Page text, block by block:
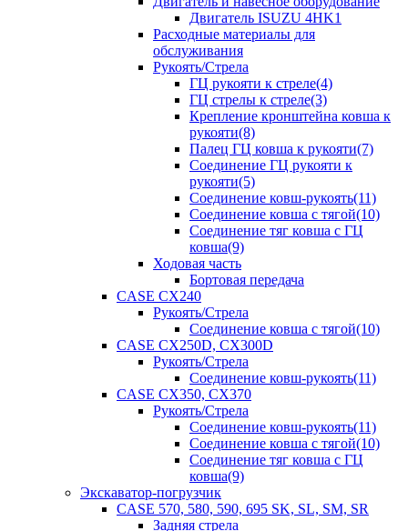
Двигатель ISUZU 4HK1
Расходные материалы для
обслуживания
Рукоять/Стрела
ГЦ рукояти к стреле(4)
ГЦ стрелы к стреле(3)
Крепление кронштейна ковша к
рукояти(8)
Палец ГЦ ковша к рукояти(7)
Соединение ГЦ рукояти к
рукояти(5)
Соединение ковш-рукоять(11)
Соединение ковша с тягой(10)
Соединение тяг ковша с ГЦ
ковша(9)
Ходовая часть
Бортовая передача
CASE CX240
Рукоять/Стрела
Соединение ковша с тягой(10)
CASE CX250D, CX300D
Рукоять/Стрела
Соединение ковш-рукоять(11)
CASE CX350, CX370
Рукоять/Стрела
Соединение ковш-рукоять(11)
Соединение ковша с тягой(10)
Соединение тяг ковша с ГЦ
ковша(9)
Экскаватор-погрузчик
CASE 570, 580, 590, 695 SK, SL, SM, SR
Задняя стрела